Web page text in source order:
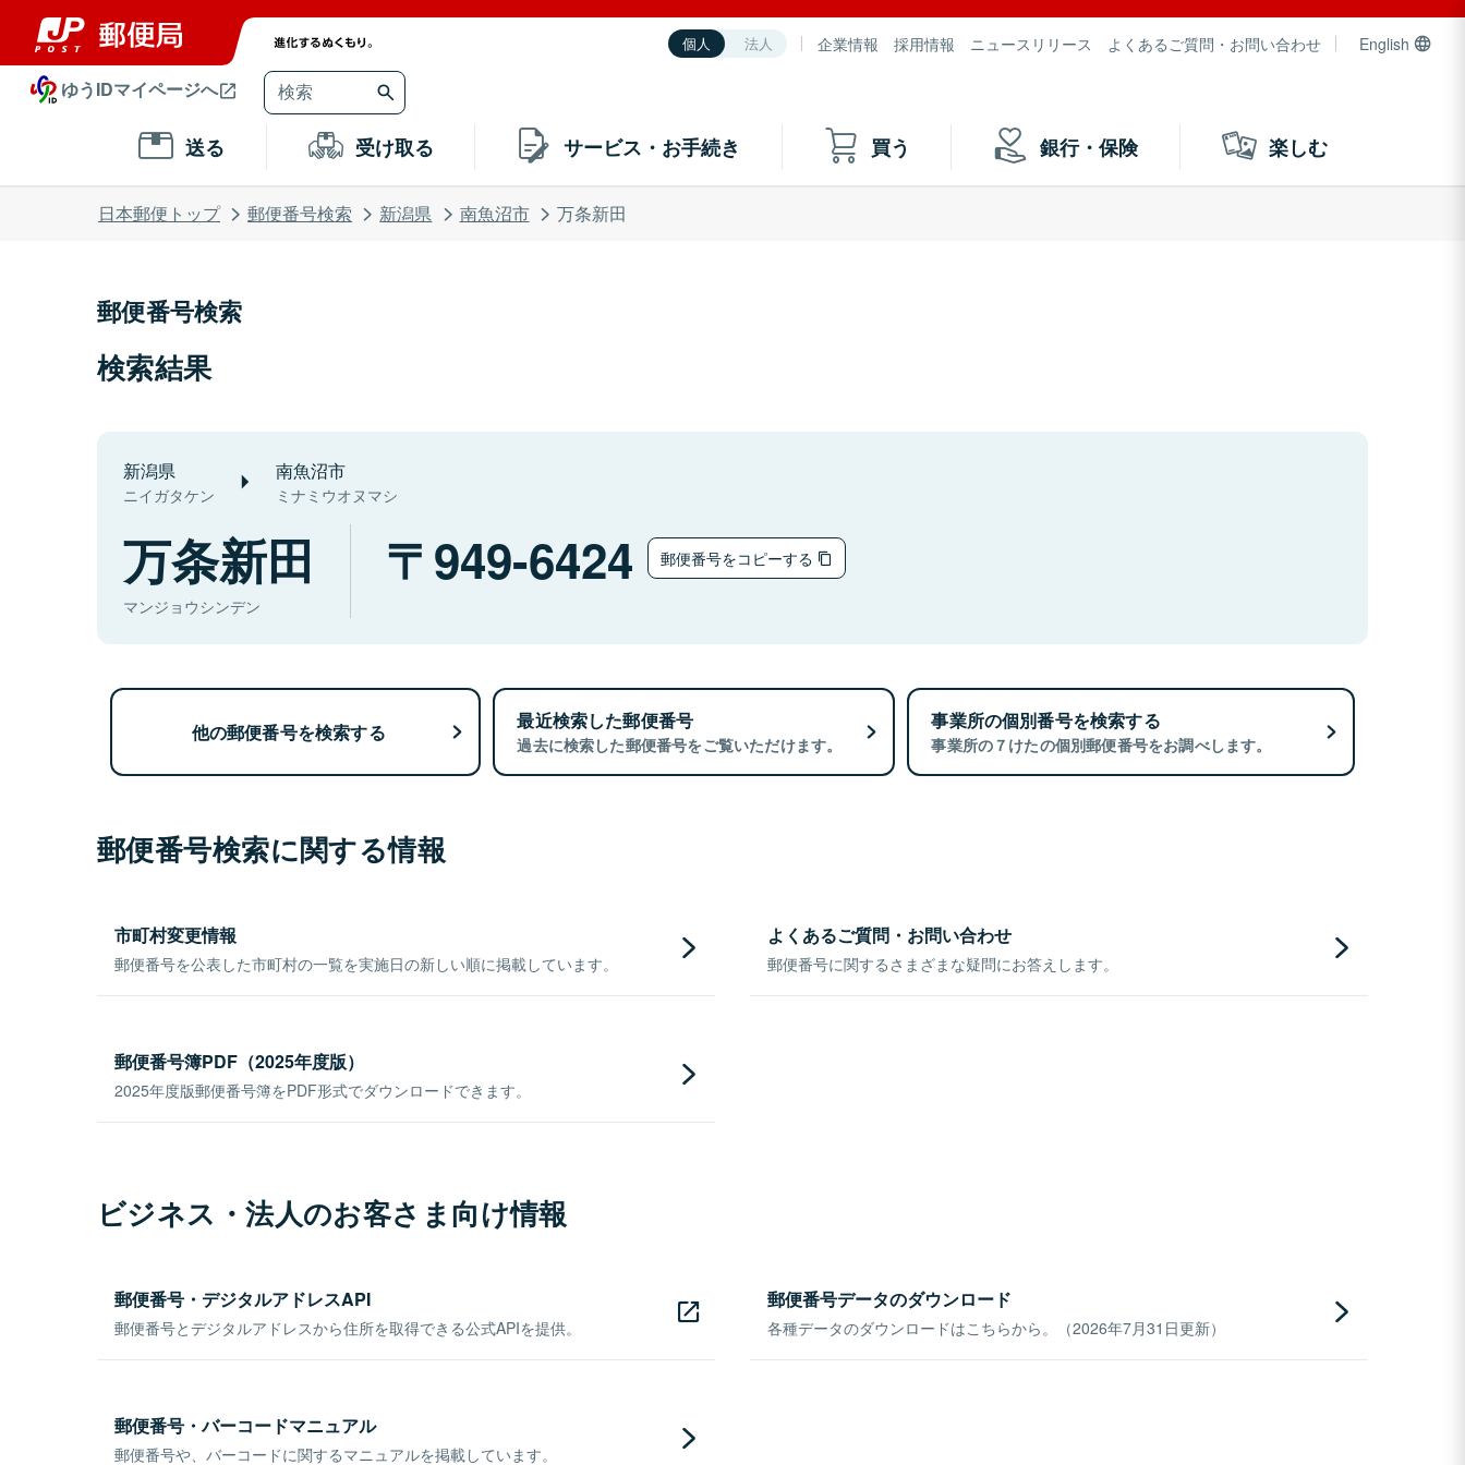
個人 法人 企業情報 採用情報 ニュースリリース よくあるご質問・お問い合わせ English
ゆうIDマイページへ
送る 受け取る サービス・お手続き 買う 銀行・保険 楽しむ
日本郵便トップ 郵便番号検索 新潟県 南魚沼市 万条新田
郵便番号検索
検索結果
新潟県
ニイガタケン
南魚沼市
ミナミウオヌマシ
万条新田
マンジョウシンデン
949-6424 郵便番号をコピーする
他の郵便番号を検索する 最近検索した郵便番号
過去に検索した郵便番号をご覧いただけます。
事業所の個別番号を検索する
事業所の７けたの個別郵便番号をお調べします。
郵便番号検索に関する情報
市町村変更情報
郵便番号を公表した市町村の一覧を実施日の新しい順に掲載しています。
よくあるご質問・お問い合わせ
郵便番号に関するさまざまな疑問にお答えします。
郵便番号簿PDF（2025年度版）
2025年度版郵便番号簿をPDF形式でダウンロードできます。
ビジネス・法人のお客さま向け情報
郵便番号・デジタルアドレスAPI
郵便番号とデジタルアドレスから住所を取得できる公式APIを提供。
郵便番号データのダウンロード
各種データのダウンロードはこちらから。（2026年7月31日更新）
郵便番号・バーコードマニュアル
郵便番号や、バーコードに関するマニュアルを掲載しています。